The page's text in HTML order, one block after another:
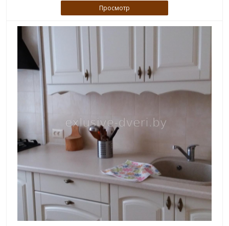
Просмотр